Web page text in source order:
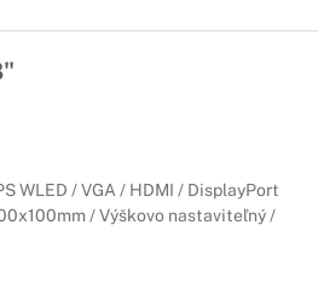
WLED / VGA / HDMI / DisplayPort
/ Výškovo nastaviteľný /